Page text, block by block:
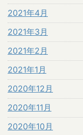
2021年4月
2021年3月
2021年2月
2021年1月
2020年12月
2020年11月
2020年10月